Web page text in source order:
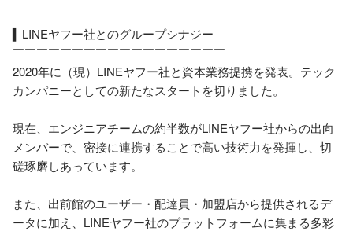
▍LINEヤフー社とのグループシナジー
￣￣￣￣￣￣￣￣￣￣￣￣￣￣￣￣￣￣
2020年に（現）LINEヤフー社と資本業務提携を発表。テック
カンパニーとしての新たなスタートを切りました。
現在、エンジニアチームの約半数がLINEヤフー社からの出向
メンバーで、密接に連携することで高い技術力を発揮し、切
磋琢磨しあっています。
また、出前館のユーザー・配達員・加盟店から提供されるデ
ータに加え、LINEヤフー社のプラットフォームに集まる多彩